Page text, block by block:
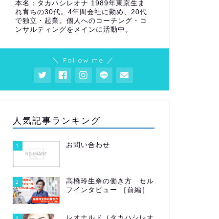
本名：タカハシレオナ 1989年東京生ま
れ育ちの30代。4年間会社に勤め、20代
で独立・起業。個人へのコーチング・コ
ンサルティングをメインに活動中。
＼ Follow me ／
人気記事ランキング
1 お問い合わせ
2
高橋玲生奈の働き方 セル
フインタビュー ［前編］